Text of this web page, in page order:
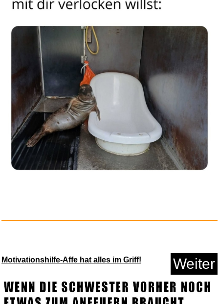
If You Give a Pig a Pancake: A...
Anzeige
Anzeige
Motivationshilfe-Affe hat alles im Griff! Weiter